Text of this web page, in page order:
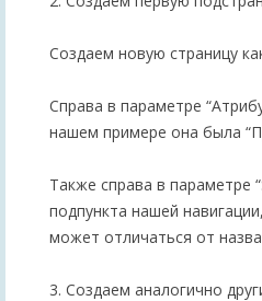
Создаем новую страницу
Справа в параметре
нашем примере она была
Также справа в параметре
подпункта нашей
может отличаться от
3. Создаем аналогично